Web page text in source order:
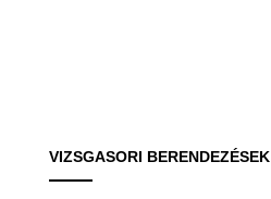
VIZSGASORI BERENDEZÉSEK